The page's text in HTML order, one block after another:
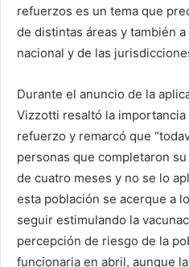
refuerzos es un tema que
de distintas áreas y también
nacional y de las
Durante el anuncio de la
Vizzotti resaltó la
refuerzo y remarcó que
personas que completaron
de cuatro meses y no se lo
esta población se acerque a
seguir estimulando la
percepción de riesgo de la
funcionaria en abril, aunque